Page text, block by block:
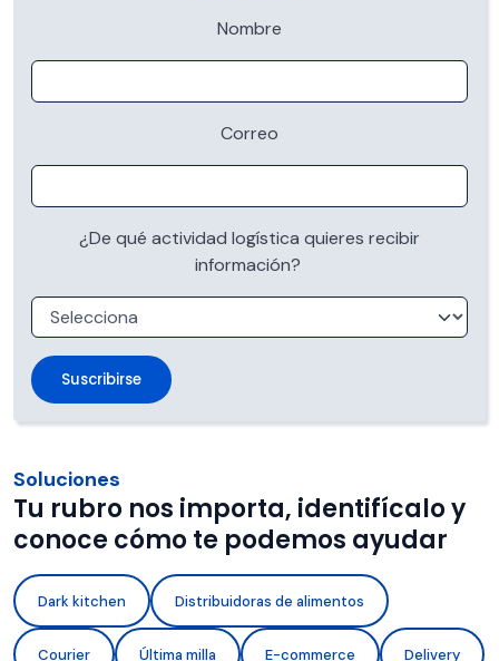
Nombre
Correo
¿De qué actividad logística quieres recibir
información?
Soluciones
Tu rubro nos importa, identifícalo y
conoce cómo te podemos ayudar
Dark kitchen Distribuidoras de alimentos
Courier Última milla E-commerce Delivery